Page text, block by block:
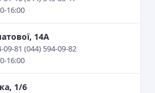
16:00
14А
09-81 (044) 594-09-82
16:00
1/6